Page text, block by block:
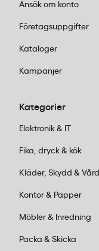
Ansök om konto
Företagsuppgifter
Kataloger
Kampanjer
Kategorier
Elektronik & IT
Fika, dryck & kök
Kläder, Skydd & Vård
Kontor & Papper
Möbler & Inredning
Packa & Skicka